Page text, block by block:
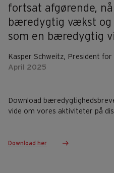
fortsat afgørende,
bæredygtig vækst og
som en bæredygtig
Kasper Schweitz, President for
April 2025
Download
vide om vores aktiviteter på
Download her